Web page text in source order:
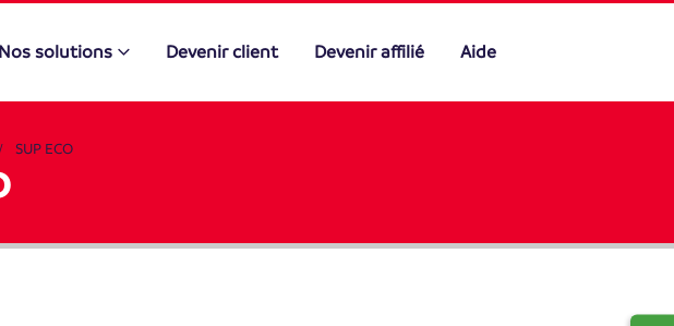
Nos solutions Devenir client Devenir affilié Aide
SUP ECO